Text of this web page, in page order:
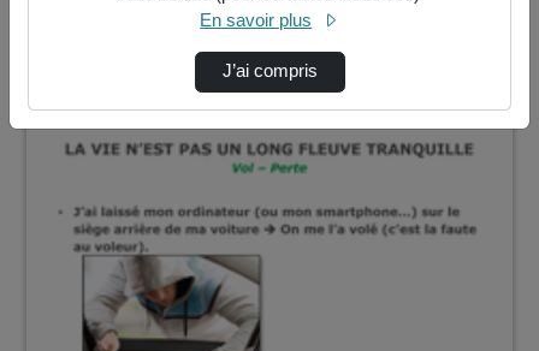
En savoir plus
J’ai compris